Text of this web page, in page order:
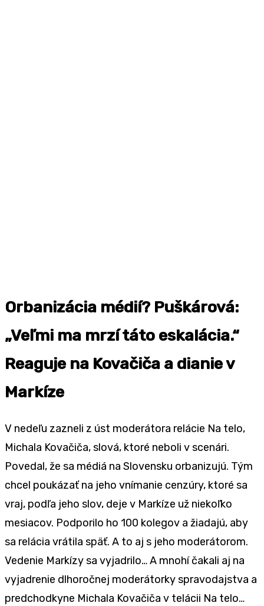
Orbanizácia médií? Puškárová:
„Veľmi ma mrzí táto eskalácia.“
Reaguje na Kovačiča a dianie v
Markíze
V nedeľu zazneli z úst moderátora relácie Na telo,
Michala Kovačiča, slová, ktoré neboli v scenári.
Povedal, že sa médiá na Slovensku orbanizujú. Tým
chcel poukázať na jeho vnímanie cenzúry, ktoré sa
vraj, podľa jeho slov, deje v Markíze už niekoľko
mesiacov. Podporilo ho 100 kolegov a žiadajú, aby
sa relácia vrátila späť. A to aj s jeho moderátorom.
Vedenie Markízy sa vyjadrilo… A mnohí čakali aj na
vyjadrenie dlhoročnej moderátorky spravodajstva a
predchodkyne Michala Kovačiča v telácii Na telo…